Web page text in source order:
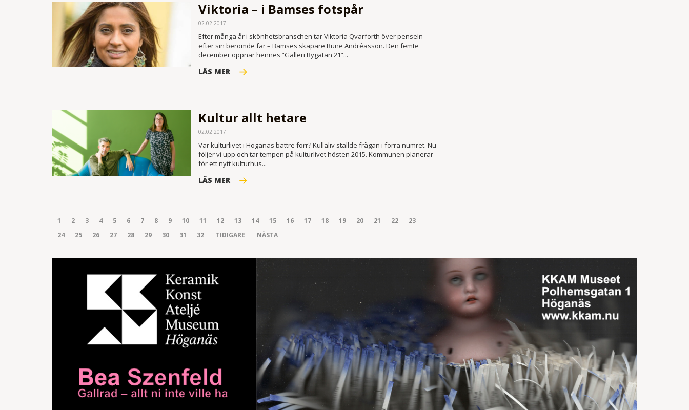
Viktoria – i Bamses fotspår
02.02.2017.
Efter många år i skönhetsbranschen tar Viktoria Qvarforth över penseln
efter sin berömde far – Bamses skapare Rune Andréasson. Den femte
december öppnar hennes ”Galleri Bygatan 21”...
LÄS MER
Kultur allt hetare
02.02.2017.
Var kulturlivet i Höganäs bättre förr? Kullaliv ställde frågan i förra numret. Nu
följer vi upp och tar tempen på kulturlivet hösten 2015. Kommunen planerar
för ett nytt kulturhus...
LÄS MER
1 2 3 4 5 6 7 8 9 10 11 12 13 14 15 16 17 18 19 20 21 22
23
24
25 26 27 28 29 30 31 32 TIDIGARE NÄSTA